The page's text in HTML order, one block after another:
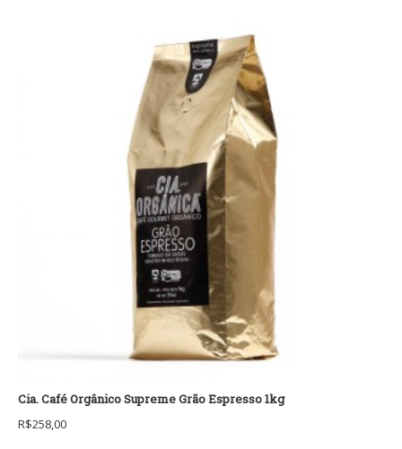
Cia. Café Orgânico Supreme Grão Espresso 1kg
R$258,00